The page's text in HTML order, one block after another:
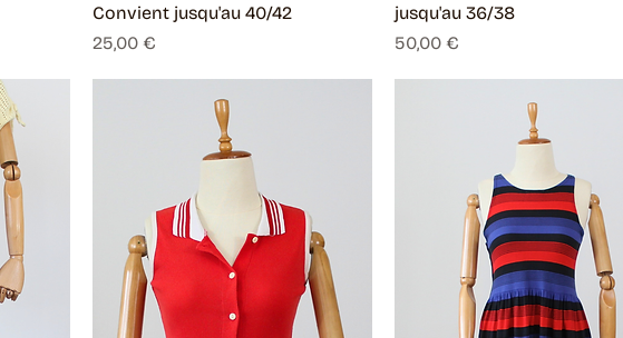
Convient jusqu'au 40/42
Prix
25,00 €
jusqu'au 36/38
Prix
50,00 €